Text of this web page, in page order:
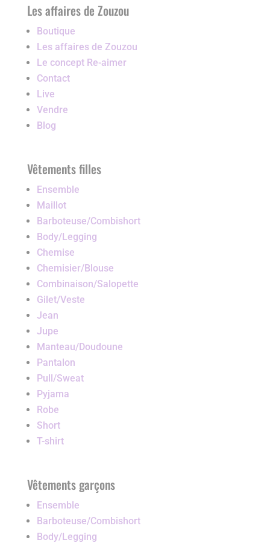
Les affaires de Zouzou
Boutique
Les affaires de Zouzou
Le concept Re-aimer
Contact
Live
Vendre
Blog
Vêtements filles
Ensemble
Maillot
Barboteuse/Combishort
Body/Legging
Chemise
Chemisier/Blouse
Combinaison/Salopette
Gilet/Veste
Jean
Jupe
Manteau/Doudoune
Pantalon
Pull/Sweat
Pyjama
Robe
Short
T-shirt
Vêtements garçons
Ensemble
Barboteuse/Combishort
Body/Legging